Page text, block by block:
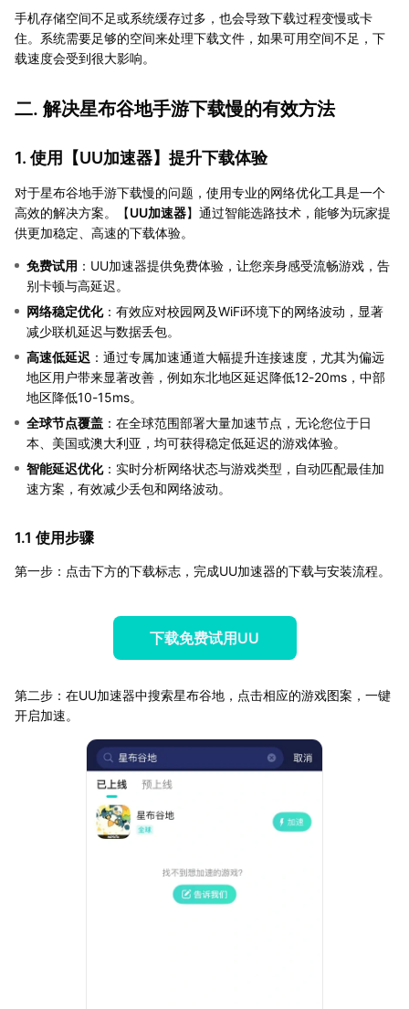
手机存储空间不足或系统缓存过多，也会导致下载过程变慢或卡
住。系统需要足够的空间来处理下载文件，如果可用空间不足，下
载速度会受到很大影响。
二. 解决星布谷地手游下载慢的有效方法
1. 使用【UU加速器】提升下载体验
对于星布谷地手游下载慢的问题，使用专业的网络优化工具是一个
高效的解决方案。【UU加速器】通过智能选路技术，能够为玩家提
供更加稳定、高速的下载体验。
免费试用 ：UU加速器提供免费体验，让您亲身感受流畅游戏，告
别卡顿与高延迟。
网络稳定优化：有效应对校园网及WiFi环境下的网络波动，显著
减少联机延迟与数据丢包。
高速低延迟 ：通过专属加速通道大幅提升连接速度，尤其为偏远
地区用户带来显著改善，例如东北地区延迟降低12-20ms，中部
地区降低10-15ms。
全球节点覆盖 ：在全球范围部署大量加速节点，无论您位于日
本、美国或澳大利亚，均可获得稳定低延迟的游戏体验。
智能延迟优化：实时分析网络状态与游戏类型，自动匹配最佳加
速方案，有效减少丢包和网络波动。
1.1 使用步骤
第一步：点击下方的下载标志，完成UU加速器的下载与安装流程。
下载免费试用UU
第二步：在UU加速器中搜索星布谷地，点击相应的游戏图案，一键
开启加速。